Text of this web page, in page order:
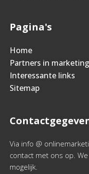
Pagina's
Home
Partners in marketing
Interessante links
Sitemap
Via info @
contact met ons op.
mogelijk.